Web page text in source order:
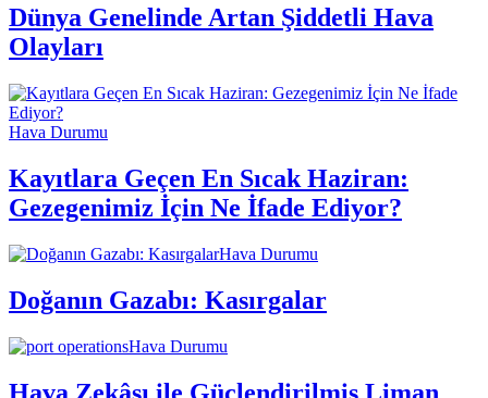
Dünya Genelinde Artan Şiddetli Hava
Olayları
Hava Durumu
Kayıtlara Geçen En Sıcak Haziran:
Gezegenimiz İçin Ne İfade Ediyor?
Hava Durumu
Doğanın Gazabı: Kasırgalar
Hava Durumu